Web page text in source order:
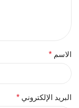
الاسم *
البريد الإلكتروني *